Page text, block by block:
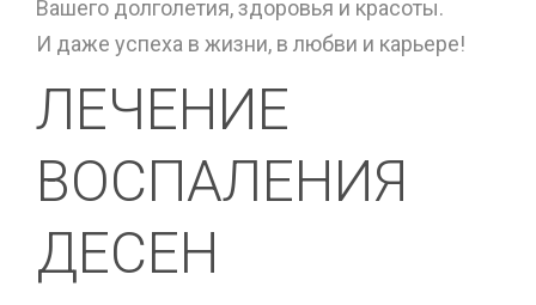
Вашего долголетия, здоровья и красоты.
И даже успеха в жизни, в любви и карьере!
ЛЕЧЕНИЕ
ВОСПАЛЕНИЯ
ДЕСЕН